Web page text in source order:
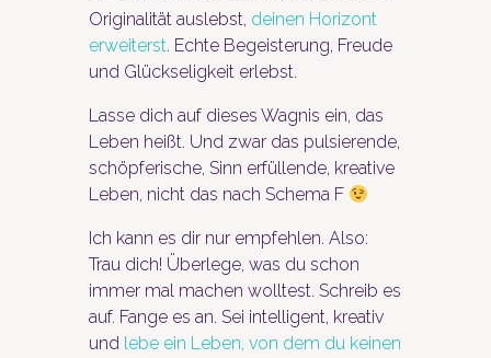
Originalität auslebst, deinen Horizont
erweiterst. Echte Begeisterung, Freude
und Glückseligkeit erlebst.
Lasse dich auf dieses Wagnis ein, das
Leben heißt. Und zwar das pulsierende,
schöpferische, Sinn erfüllende, kreative
Leben, nicht das nach Schema F
Ich kann es dir nur empfehlen. Also:
Trau dich! Überlege, was du schon
immer mal machen wolltest. Schreib es
auf. Fange es an. Sei intelligent, kreativ
und lebe ein Leben, von dem du keinen